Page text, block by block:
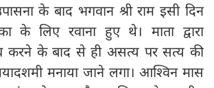
के बाद भगवान श्री राम इसी दिन
के लिए रवाना हुए थे। माता द्वारा
करने के बाद से ही असत्‍य पर सत्‍य की
मनाया जाने लगा। आश्विन मास